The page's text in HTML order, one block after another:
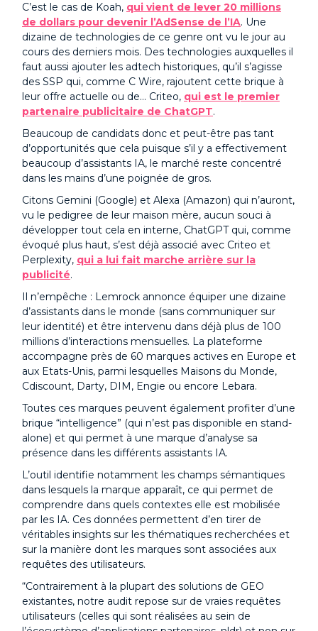
C’est le cas de Koah, qui vient de lever 20 millions
de dollars pour devenir l’AdSense de l’IA. Une
dizaine de technologies de ce genre ont vu le jour au
cours des derniers mois. Des technologies auxquelles il
faut aussi ajouter les adtech historiques, qu’il s’agisse
des SSP qui, comme C Wire, rajoutent cette brique à
leur offre actuelle ou de… Criteo, qui est le premier
partenaire publicitaire de ChatGPT.
Beaucoup de candidats donc et peut-être pas tant
d’opportunités que cela puisque s’il y a effectivement
beaucoup d’assistants IA, le marché reste concentré
dans les mains d’une poignée de gros.
Citons Gemini (Google) et Alexa (Amazon) qui n’auront,
vu le pedigree de leur maison mère, aucun souci à
développer tout cela en interne, ChatGPT qui, comme
évoqué plus haut, s’est déjà associé avec Criteo et
Perplexity, qui a lui fait marche arrière sur la
publicité.
Il n’empêche : Lemrock annonce équiper une dizaine
d’assistants dans le monde (sans communiquer sur
leur identité) et être intervenu dans déjà plus de 100
millions d’interactions mensuelles. La plateforme
accompagne près de 60 marques actives en Europe et
aux Etats-Unis, parmi lesquelles Maisons du Monde,
Cdiscount, Darty, DIM, Engie ou encore Lebara.
Toutes ces marques peuvent également profiter d’une
brique “intelligence” (qui n’est pas disponible en stand-
alone) et qui permet à une marque d’analyse sa
présence dans les différents assistants IA.
L’outil identifie notamment les champs sémantiques
dans lesquels la marque apparaît, ce qui permet de
comprendre dans quels contextes elle est mobilisée
par les IA. Ces données permettent d’en tirer de
véritables insights sur les thématiques recherchées et
sur la manière dont les marques sont associées aux
requêtes des utilisateurs.
“Contrairement à la plupart des solutions de GEO
existantes, notre audit repose sur de vraies requêtes
utilisateurs (celles qui sont réalisées au sein de